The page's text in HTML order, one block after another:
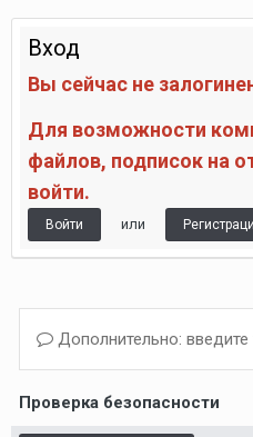
Вход
Вы сейчас не
Для возможности
файлов, подписок на
войти.
Войти или
Дополнительно:
Проверка безопасности